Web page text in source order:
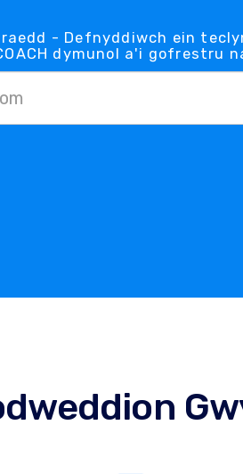
- Defnyddiwch ein
dymunol a'i gofrestru